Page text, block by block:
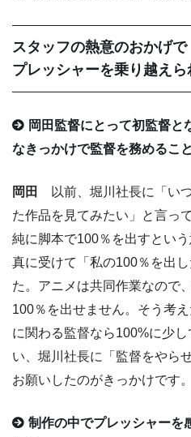
スタッフの熱意のおかげで
プレッシャーを乗り越えら
岡田監督にとって初監督と
なきっかけで監督を務めるこ
岡田
以前、堀川社長に「い
た作品を見てみたい」と言っ
純に脚本で100％を出すとい
真に受けて「私の100％を出
た。アニメは共同作業なので
100％を出せません。そう考
に関わる監督なら100%に少
い、堀川社長に「監督をやら
お願いしたのがきっかけです。
制作の中でプレッシャーを